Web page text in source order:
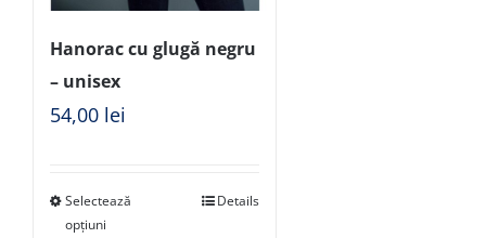
Hanorac cu glugă negru
– unisex
54,00 lei
Selectează
opțiuni
Details